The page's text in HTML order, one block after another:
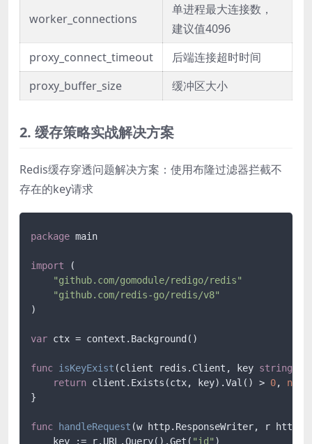
worker_connections
单进程最大连接数，
建议值4096
proxy_connect_timeout
后端连接超时时间
proxy_buffer_size
缓冲区大小
2. 缓存策略实战解决方案
Redis缓存穿透问题解决方案：使用布隆过滤器拦截不
存在的key请求
package main
import (
"github.com/gomodule/redigo/redis"
"github.com/redis-go/redis/v8"
)
var ctx = context.Background()
func isKeyExist (client redis.Client, key string
return client.Exists(ctx, key).Val() > 0, nil
}
func handleRequest (w http.ResponseWriter, r
    key := r.URL.Query().Get(
"id" )